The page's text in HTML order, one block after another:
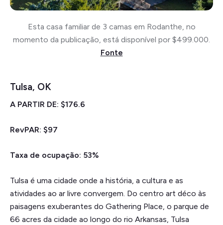
Esta casa familiar de 3 camas em Rodanthe, no
momento da publicação, está disponível por $499.000.
Fonte
Tulsa, OK
A PARTIR DE: $176.6
RevPAR: $97
Taxa de ocupação: 53%
Tulsa é uma cidade onde a história, a cultura e as
atividades ao ar livre convergem. Do centro art déco às
paisagens exuberantes do Gathering Place, o parque de
66 acres da cidade ao longo do rio Arkansas, Tulsa